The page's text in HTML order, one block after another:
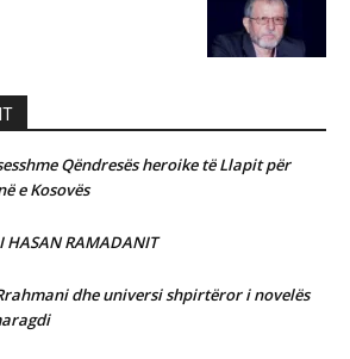
Qëndresës heroike të Llapit për
e Kosovës
HASAN RAMADANIT
dhe universi shpirtëror i novelës